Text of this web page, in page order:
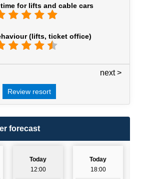
for lifts and cable cars
(lifts, ticket office)
next >
Review resort
forecast
Today
12:00
Today
18:00